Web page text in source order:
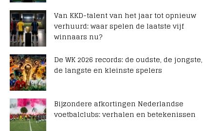
Van KKD-talent van het jaar tot opnieuw
verhuurd: waar spelen de laatste vijf
winnaars nu?
De WK 2026 records: de oudste, de jongste,
de langste en kleinste spelers
Bijzondere afkortingen Nederlandse
voetbalclubs: verhalen en betekenissen